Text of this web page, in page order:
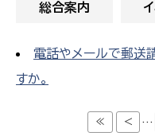
総合案内
電話やメールで郵送
すか。
≪ < …